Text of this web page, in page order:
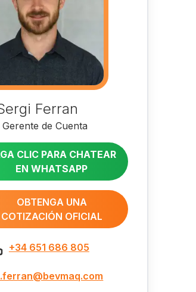
Ferran
Gerente de Cuenta
CLIC PARA CHATEAR
EN WHATSAPP
OBTENGA UNA
COTIZACIÓN OFICIAL
+34 651 686 805